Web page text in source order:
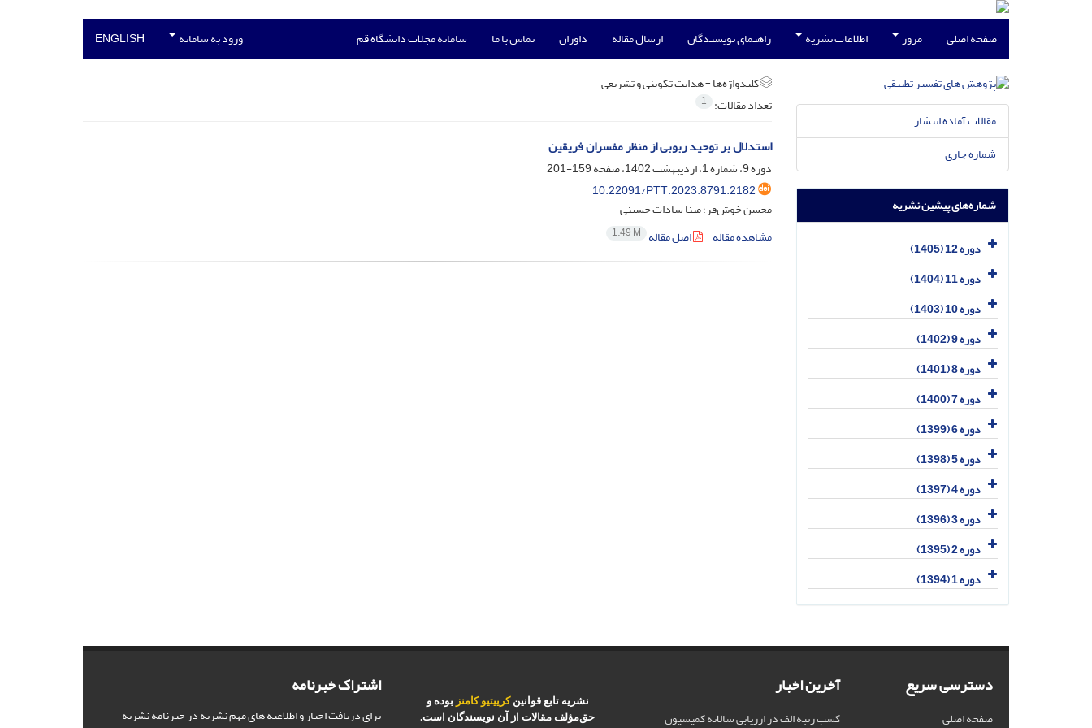
صفحه اصلی مرور اطلاعات نشریه راهنمای نویسندگان ارسال مقاله داوران تماس با ما سامانه مجلات دانشگاه قم ورود به سامانه ENGLISH
کلیدواژه‌ها =هدایت تکوینی و تشریعی
تعداد مقالات: 1
استدلال بر توحید ربوبی از منظر مفسران فریقین
دوره 9، شماره 1، اردیبهشت 1402، صفحه
159-201
10.22091/PTT.2023.8791.2182
محسن خوش‌فر؛ مینا سادات حسینی
مشاهده مقاله
اصل مقاله 1.49 M
مقالات آماده انتشار
شماره جاری
شماره‌های پیشین نشریه
دوره 12 (1405)
دوره 11 (1404)
دوره 10 (1403)
دوره 9 (1402)
دوره 8 (1401)
دوره 7 (1400)
دوره 6 (1399)
دوره 5 (1398)
دوره 4 (1397)
دوره 3 (1396)
دوره 2 (1395)
دوره 1 (1394)
دسترسی سریع
صفحه اصلی
آخرین اخبار
کسب رتبه الف در ارزیابی سالانه کمیسیون
نشریه تابع قوانین کرییتیو کامنز بوده و
حق‌مؤلف مقالات از آن نویسندگان است.
اشتراک خبرنامه
برای دریافت اخبار و اطلاعیه های مهم نشریه در خبرنامه نشریه